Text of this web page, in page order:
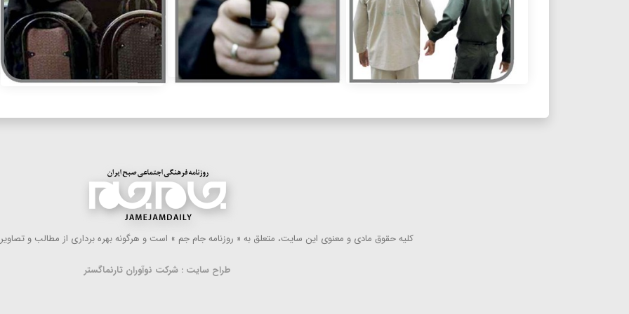
كلیه حقوق مادی و معنوی این سایت، متعلق به « روزنامه جام جم » است و هرگونه بهره ‌برداری از مطالب و
طراح سایت : شرکت نوآوران تارنماگستر